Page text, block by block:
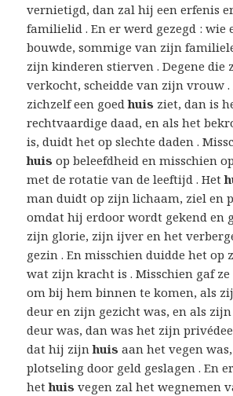
vernietigd, dan zal hij een erfenis
familielid . En er werd gezegd : wie
bouwde, sommige van zijn
zijn kinderen stierven . Degene
verkocht, scheidde van zijn vrouw
zichzelf een goedhuis ziet, dan is
rechtvaardige daad, en als het
is, duidt het op slechte daden .
huis op beleefdheid en misschien
met de rotatie van de leeftijd . Het
man duidt op zijn lichaam, ziel en
omdat hij erdoor wordt gekend en
zijn glorie, zijn ijver en het
gezin . En misschien duidde het
wat zijn kracht is . Misschien gaf
om bij hem binnen te komen, als
deur en zijn gezicht was, en als
deur was, dan was het zijn
dat hij zijnhuis aan het vegen
plotseling door geld geslagen . En
hethuis vegen zal het wegnemen